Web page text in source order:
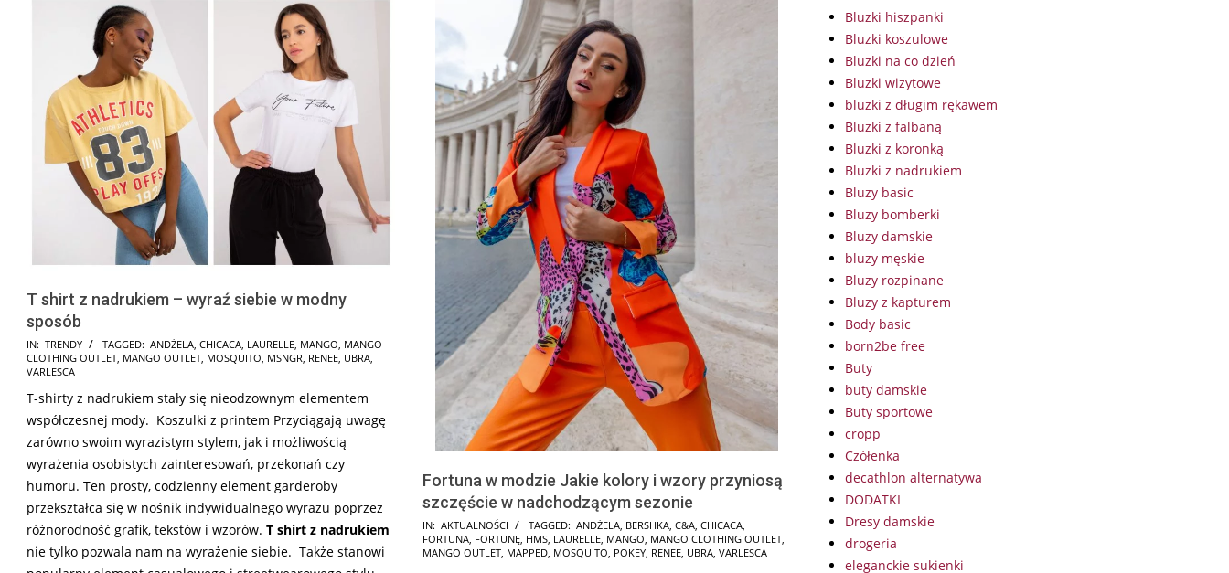
T shirt z nadrukiem – wyraź siebie w modny
sposób
2025-
01-
IN: TRENDY TAGGED: ANDŻELA, CHICACA, LAURELLE, MANGO, MANGO
CLOTHING OUTLET, MANGO OUTLET, MOSQUITO, MSNGR, RENEE, UBRA,
VARLESCA
T-shirty z nadrukiem stały się nieodzownym elementem
współczesnej mody. Koszulki z printem Przyciągają uwagę
zarówno swoim wyrazistym stylem, jak i możliwością
wyrażenia osobistych zainteresowań, przekonań czy
humoru. Ten prosty, codzienny element garderoby
przekształca się w nośnik indywidualnego wyrazu poprzez
różnorodność grafik, tekstów i wzorów. T shirt z nadrukiem
nie tylko pozwala nam na wyrażenie siebie. Także stanowi
Fortuna w modzie Jakie kolory i wzory przyniosą
szczęście w nadchodzącym sezonie
2025-
01-
IN: AKTUALNOŚCI TAGGED: ANDŻELA, BERSHKA, C&A, CHICACA,
FORTUNA, FORTUNĘ, HMS, LAURELLE, MANGO, MANGO CLOTHING OUTLET,
MANGO OUTLET, MAPPED, MOSQUITO, POKEY, RENEE, UBRA, VARLESCA
Bluzki hiszpanki
Bluzki koszulowe
Bluzki na co dzień
Bluzki wizytowe
bluzki z długim rękawem
Bluzki z falbaną
Bluzki z koronką
Bluzki z nadrukiem
Bluzy basic
Bluzy bomberki
Bluzy damskie
bluzy męskie
Bluzy rozpinane
Bluzy z kapturem
Body basic
born2be free
Buty
buty damskie
Buty sportowe
cropp
Czółenka
decathlon alternatywa
DODATKI
Dresy damskie
drogeria
eleganckie sukienki